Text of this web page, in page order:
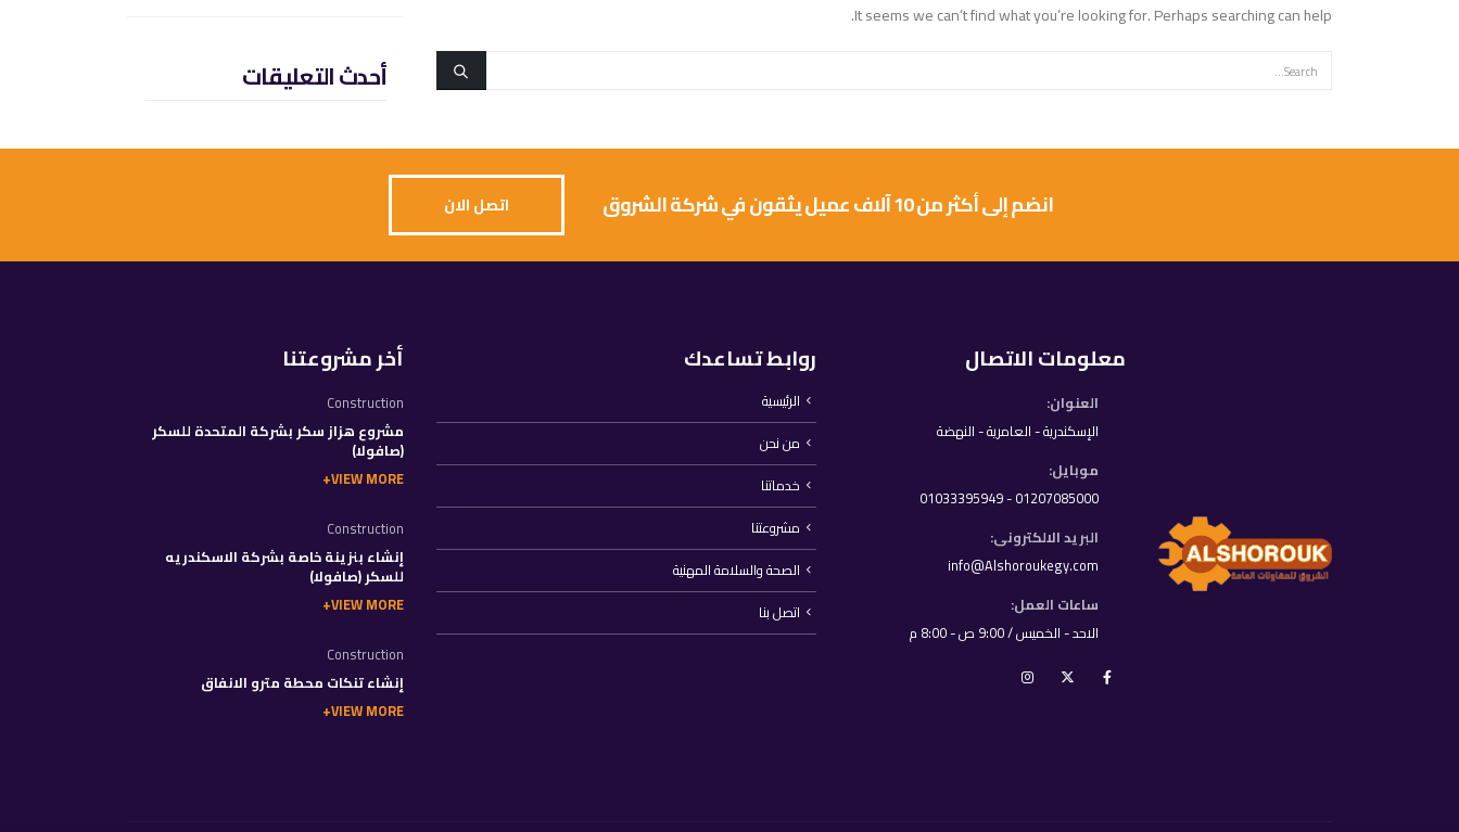
It seems we can’t find what you’re looking for. Perhaps searching can help.
أحدث التعليقات
انضم إلى أكثر من 10 آلاف عميل يثقون في شركة الشروق اتصل الان
معلومات الاتصال
العنوان:
الإسكندرية - العامرية - النهضة
موبايل:
01207085000 - 01033395949
البريد الالكترونى:
info@Alshoroukegy.com
ساعات العمل:
الاحد - الخميس / 9:00 ص - 8:00 م
روابط تساعدك
الرئيسية
من نحن
خدماتنا
مشروعتنا
الصحة والسلامة المهنية
اتصل بنا
أخر مشروعتنا
Construction
مشروع هزاز سكر بشركة المتحدة للسكر
(صافولا)
VIEW MORE
Construction
إنشاء بنزينة خاصة بشركة الاسكندريه
للسكر (صافولا)
VIEW MORE
Construction
إنشاء تنكات محطة مترو الانفاق
VIEW MORE